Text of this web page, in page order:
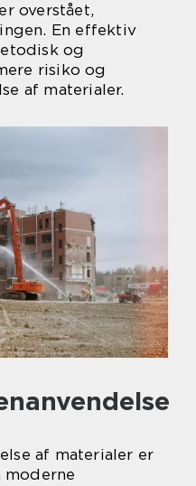
overstået,
En effektiv
og
risiko og
af materialer.
af materialer er